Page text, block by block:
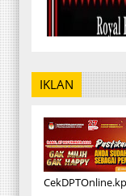
IKLAN